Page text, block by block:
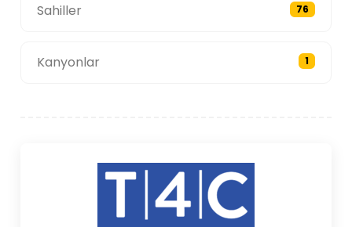
Sahiller 76
Kanyonlar 1